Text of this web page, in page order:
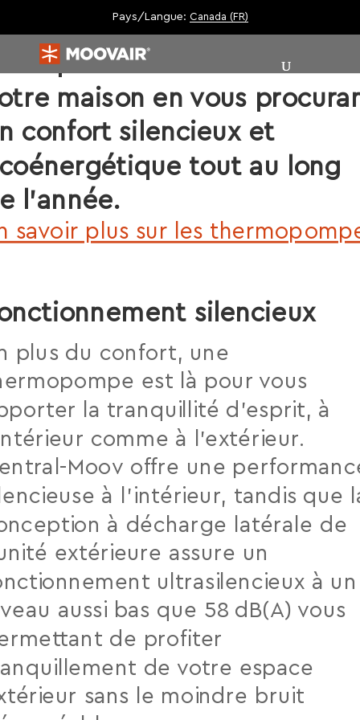
Pays/Langue: Canada (FR)
La thermopompe
préserve la sérénité de
maison en vous
confort silencieux et
tout au long
l’année.
savoir plus sur les
silencieux
plus du confort, une
est là pour vous
la tranquillité d’esprit, à
comme à l’extérieur.
Moov offre une
à l’intérieur, tandis que
à décharge latérale de
extérieure assure un
ultrasilencieux à un
aussi bas que 58 dB(A) vous
de proﬁter
de votre espace
sans le moindre bruit